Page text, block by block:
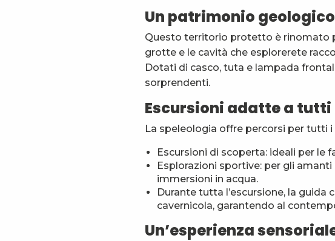
Un patrimonio
Questo territorio protetto è rinomato
grotte e le cavità che esplorerete
Dotati di casco, tuta e lampada
sorprendenti.
Escursioni adatte a
La speleologia offre percorsi per tutti i
Escursioni di scoperta: ideali per le
Esplorazioni sportive: per gli
immersioni in acqua.
Durante tutta l’escursione, la guida
cavernicola, garantendo al
Un’esperienza